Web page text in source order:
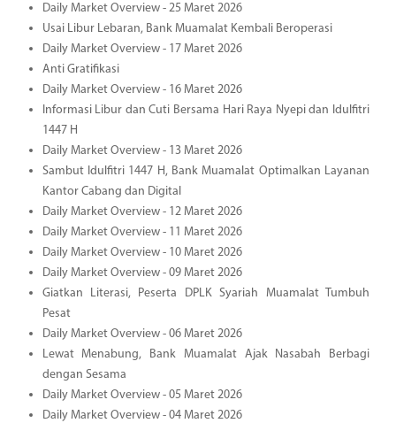
Daily Market Overview - 25 Maret 2026
Usai Libur Lebaran, Bank Muamalat Kembali Beroperasi
Daily Market Overview - 17 Maret 2026
Anti Gratifikasi
Daily Market Overview - 16 Maret 2026
Informasi Libur dan Cuti Bersama Hari Raya Nyepi dan Idulfitri
1447 H
Daily Market Overview - 13 Maret 2026
Sambut Idulfitri 1447 H, Bank Muamalat Optimalkan Layanan
Kantor Cabang dan Digital
Daily Market Overview - 12 Maret 2026
Daily Market Overview - 11 Maret 2026
Daily Market Overview - 10 Maret 2026
Daily Market Overview - 09 Maret 2026
Giatkan Literasi, Peserta DPLK Syariah Muamalat Tumbuh
Pesat
Daily Market Overview - 06 Maret 2026
Lewat Menabung, Bank Muamalat Ajak Nasabah Berbagi
dengan Sesama
Daily Market Overview - 05 Maret 2026
Daily Market Overview - 04 Maret 2026